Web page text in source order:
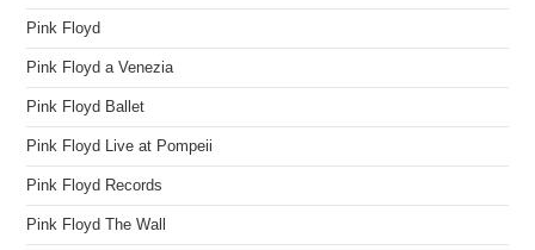
Pink Floyd
Pink Floyd a Venezia
Pink Floyd Ballet
Pink Floyd Live at Pompeii
Pink Floyd Records
Pink Floyd The Wall